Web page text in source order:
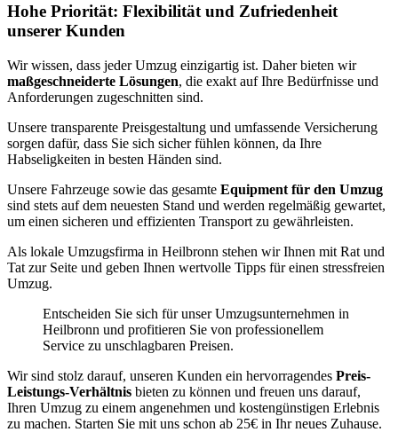
Hohe Priorität: Flexibilität und Zufriedenheit
unserer Kunden
Wir wissen, dass jeder Umzug einzigartig ist. Daher bieten wir
maßgeschneiderte Lösungen, die exakt auf Ihre Bedürfnisse und
Anforderungen zugeschnitten sind.
Unsere transparente Preisgestaltung und umfassende Versicherung
sorgen dafür, dass Sie sich sicher fühlen können, da Ihre
Habseligkeiten in besten Händen sind.
Unsere Fahrzeuge sowie das gesamte Equipment für den Umzug
sind stets auf dem neuesten Stand und werden regelmäßig gewartet,
um einen sicheren und effizienten Transport zu gewährleisten.
Als lokale Umzugsfirma in Heilbronn stehen wir Ihnen mit Rat und
Tat zur Seite und geben Ihnen wertvolle Tipps für einen stressfreien
Umzug.
Entscheiden Sie sich für unser Umzugsunternehmen in
Heilbronn und profitieren Sie von professionellem
Service zu unschlagbaren Preisen.
Wir sind stolz darauf, unseren Kunden ein hervorragendes Preis-
Leistungs-Verhältnis bieten zu können und freuen uns darauf,
Ihren Umzug zu einem angenehmen und kostengünstigen Erlebnis
zu machen. Starten Sie mit uns schon ab 25€ in Ihr neues Zuhause.